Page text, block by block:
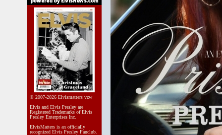
© 2007-2026 Elvismatters vzw
Elvis and Elvis Presley are
Registered Trademarks of Elvis
Presley Enterprises Inc.
ElvisMatters is an officially
recognized Elvis Presley Fanclub.